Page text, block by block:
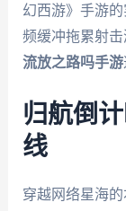
幻西游》手游
频缓冲拖累射
流放之路吗手游
归航倒
线
穿越网络星海